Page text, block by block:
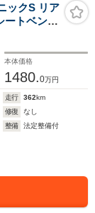
ックS リア
ートベンチ
本体価格
1480.0万円
走行 362km
修復
なし
整備
法定整備付